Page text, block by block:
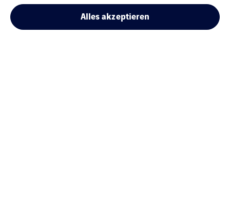
Alles akzeptieren